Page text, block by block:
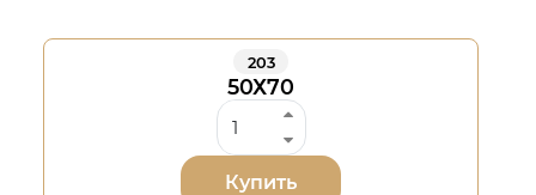
203
50Х70
Купить